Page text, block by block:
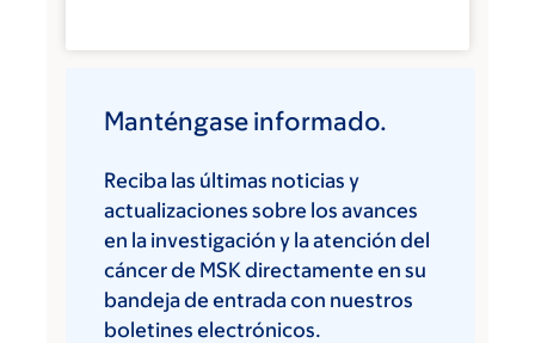
Manténgase informado.
Reciba las últimas noticias y
actualizaciones sobre los avances
en la investigación y la atención del
cáncer de MSK directamente en su
bandeja de entrada con nuestros
boletines electrónicos.